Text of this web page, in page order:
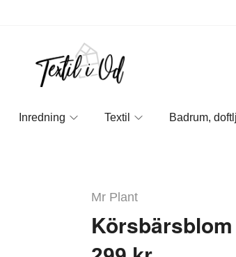
Inredning Textil Badrum,
Mr Plant
Körsbärsblom